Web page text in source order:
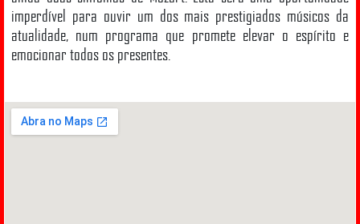
imperdível para ouvir um dos mais prestigiados músicos da
atualidade, num programa que promete elevar o espírito e
emocionar todos os presentes.